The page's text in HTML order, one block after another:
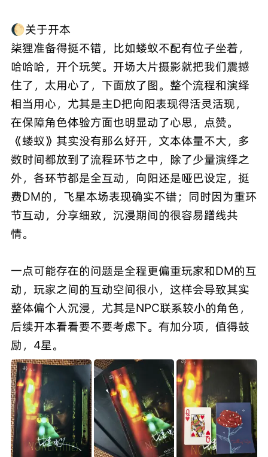
🌔关于开本
柒狸准备得挺不错，比如蝼蚁不配有位子坐着，
哈哈哈，开个玩笑。开场大片摄影就把我们震撼
住了，太用心了，下面放了图。整个流程和演绎
相当用心，尤其是主D把向阳表现得活灵活现，
在保障角色体验方面也明显动了心思，点赞。
《蝼蚁》其实没有那么好开，文本体量不大，多
数时间都放到了流程环节之中，除了少量演绎之
外，各环节都是全互动，向阳还是哑巴设定，挺
费DM的，飞星本场表现确实不错；同时因为重环
节互动，分享细致，沉浸期间的很容易蹭线共
情。
一点可能存在的问题是全程更偏重玩家和DM的互
动，玩家之间的互动空间很小，这样会导致其实
整体偏个人沉浸，尤其是NPC联系较小的角色，
后续开本看看要不要考虑下。有加分项，值得鼓
励，4星。